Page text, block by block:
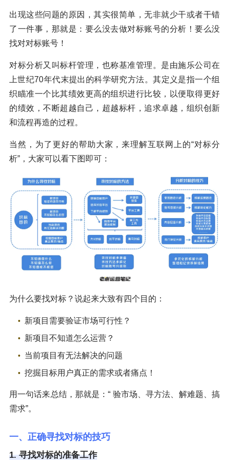
出现这些问题的原因，其实很简单，无非就少干或者干错
了一件事，那就是：要么没去做对标账号的分析！要么没
找对对标账号！
对标分析又叫标杆管理，也称基准管理。是由施乐公司在
上世纪70年代末提出的科学研究方法。其定义是指一个组
织瞄准一个比其绩效更高的组织进行比较，以便取得更好
的绩效，不断超越自己，超越标杆，追求卓越，组织创新
和流程再造的过程。
当然，为了更好的帮助大家，来理解互联网上的“对标分
析”，大家可以看下图即可：
为什么要找对标？说起来大致有四个目的：
新项目需要验证市场可行性？
新项目不知道怎么运营？
当前项目有无法解决的问题
挖掘目标用户真正的需求或者痛点！
用一句话来总结，那就是：“ 验市场、寻方法、解难题、搞
需求”。
一、正确寻找对标的技巧
1. 寻找对标的准备工作